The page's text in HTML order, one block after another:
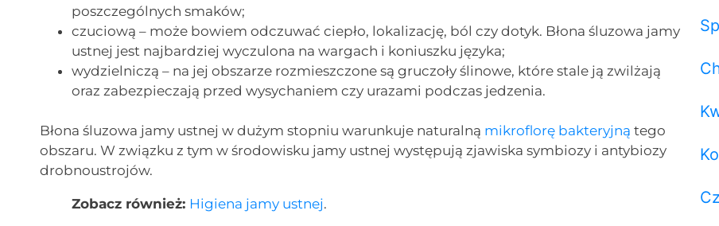
poszczególnych smaków;
czuciową – może bowiem odczuwać ciepło, lokalizację, ból czy dotyk. Błona śluzowa jamy
ustnej jest najbardziej wyczulona na wargach i koniuszku języka;
wydzielniczą – na jej obszarze rozmieszczone są gruczoły ślinowe, które stale ją zwilżają
oraz zabezpieczają przed wysychaniem czy urazami podczas jedzenia.
Błona śluzowa jamy ustnej w dużym stopniu warunkuje naturalną mikroflorę bakteryjną tego
obszaru. W związku z tym w środowisku jamy ustnej występują zjawiska symbiozy i antybiozy
drobnoustrojów.
Zobacz również: Higiena jamy ustnej.